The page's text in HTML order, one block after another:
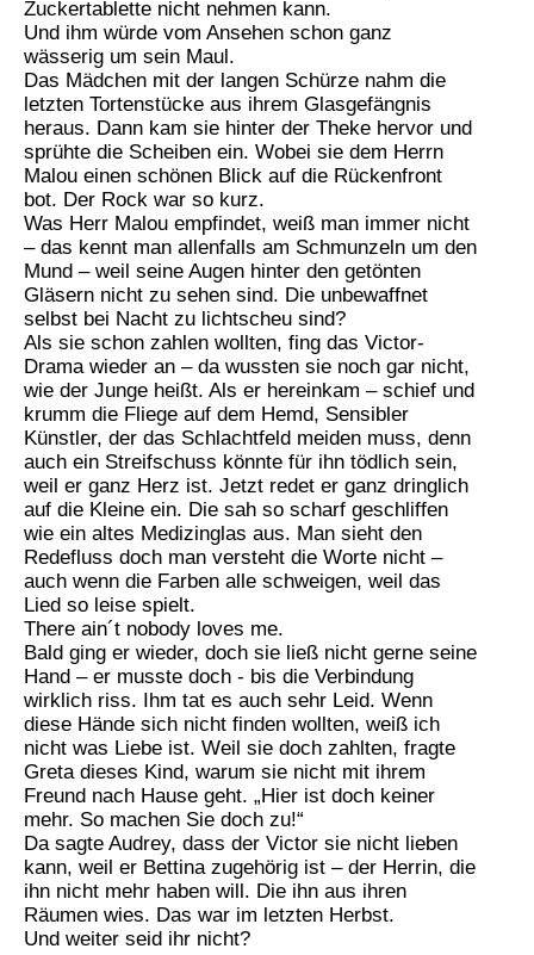
Zuckertablette nicht nehmen kann.
Und ihm würde vom Ansehen schon ganz
wässerig um sein Maul.
Das Mädchen mit der langen Schürze nahm die
letzten Tortenstücke aus ihrem Glasgefängnis
heraus. Dann kam sie hinter der Theke hervor und
sprühte die Scheiben ein. Wobei sie dem Herrn
Malou einen schönen Blick auf die Rückenfront
bot. Der Rock war so kurz.
Was Herr Malou empfindet, weiß man immer nicht
– das kennt man allenfalls am Schmunzeln um den
Mund – weil seine Augen hinter den getönten
Gläsern nicht zu sehen sind. Die unbewaffnet
selbst bei Nacht zu lichtscheu sind?
Als sie schon zahlen wollten, fing das Victor-
Drama wieder an – da wussten sie noch gar nicht,
wie der Junge heißt. Als er hereinkam – schief und
krumm die Fliege auf dem Hemd, Sensibler
Künstler, der das Schlachtfeld meiden muss, denn
auch ein Streifschuss könnte für ihn tödlich sein,
weil er ganz Herz ist. Jetzt redet er ganz dringlich
auf die Kleine ein. Die sah so scharf geschliffen
wie ein altes Medizinglas aus. Man sieht den
Redefluss doch man versteht die Worte nicht –
auch wenn die Farben alle schweigen, weil das
Lied so leise spielt.
There ain´t nobody loves me.
Bald ging er wieder, doch sie ließ nicht gerne seine
Hand – er musste doch - bis die Verbindung
wirklich riss. Ihm tat es auch sehr Leid. Wenn
diese Hände sich nicht finden wollten, weiß ich
nicht was Liebe ist. Weil sie doch zahlten, fragte
Greta dieses Kind, warum sie nicht mit ihrem
Freund nach Hause geht. „Hier ist doch keiner
mehr. So machen Sie doch zu!“
Da sagte Audrey, dass der Victor sie nicht lieben
kann, weil er Bettina zugehörig ist – der Herrin, die
ihn nicht mehr haben will. Die ihn aus ihren
Räumen wies. Das war im letzten Herbst.
Und weiter seid ihr nicht?